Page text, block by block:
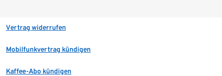
Vertrag widerrufen
Mobilfunkvertrag kündigen
Kaffee-Abo kündigen